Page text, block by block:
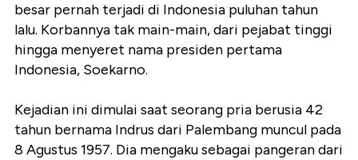
besar pernah terjadi di Indonesia puluhan tahun
lalu. Korbannya tak main-main, dari pejabat tinggi
hingga menyeret nama presiden pertama
Indonesia, Soekarno.
Kejadian ini dimulai saat seorang pria berusia 42
tahun bernama Indrus dari Palembang muncul pada
8 Agustus 1957. Dia mengaku sebagai pangeran dari